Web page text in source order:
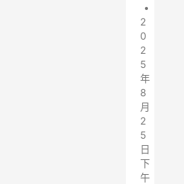
•
2
0
2
5
年
8
月
2
5
日
下
午